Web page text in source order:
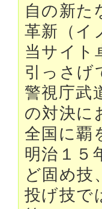
自の新た
革新（イ
当サイト
引っさげ
警視庁武
の対決に
全国に覇
明治１５
ど固め技
投げ技で